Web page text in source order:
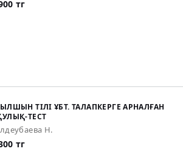
тг
ТІЛІ ҰБТ. ТАЛАПКЕРГЕ АРНАЛҒАН
ТЕСТ
Н.
тг